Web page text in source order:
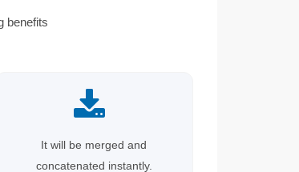
benefits
It will be merged and
concatenated instantly.